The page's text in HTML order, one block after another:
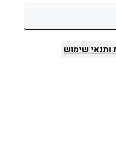
ותנאי שימוש